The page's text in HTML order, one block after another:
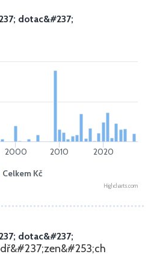
dotac&#237;
Celkem Kč
2000 2010 2020
Highcharts.com
dotac&#237;